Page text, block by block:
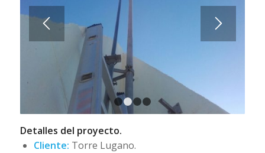
1
Detalles del proyecto.
Cliente: Torre Lugano.